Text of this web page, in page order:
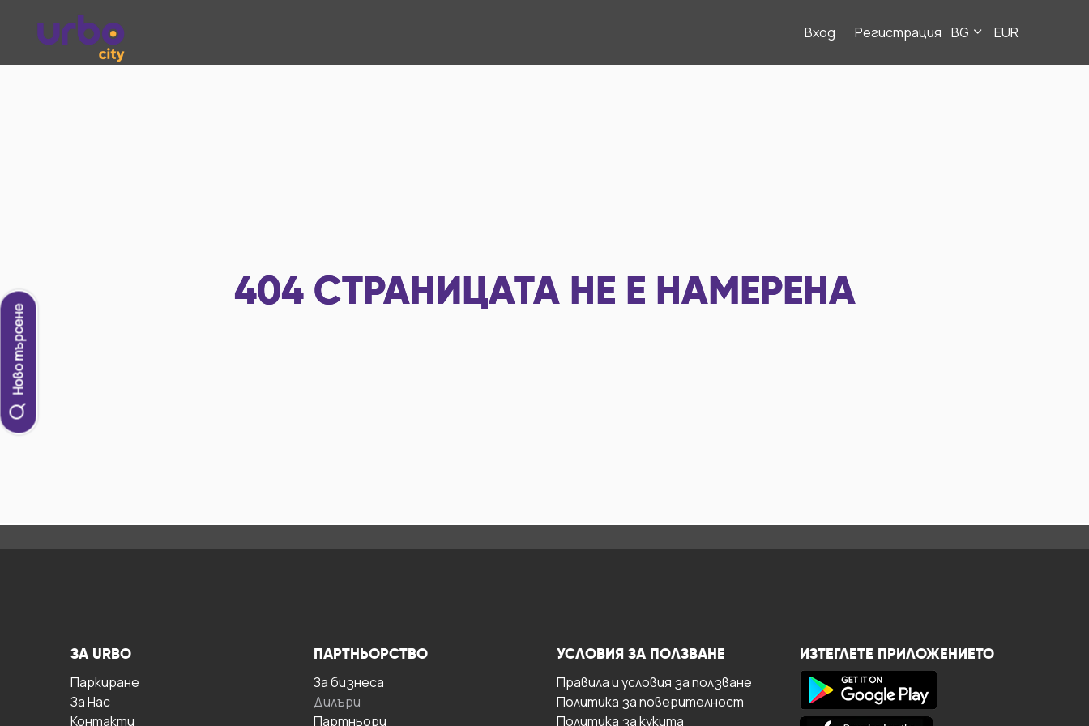
Вход Регистрация BG EUR
Ново търсене
404 СТРАНИЦАТА НЕ Е НАМЕРЕНА
ЗА URBO
Паркиране
За Hас
Контакти
ПАРТНЬОРСТВО
За бизнесa
Дилъри
Партньори
УСЛОВИЯ ЗА ПОЛЗВАНЕ
Правила и условия за ползване
Политика за поверителност
Политика за кукита
ИЗТЕГЛЕТЕ ПРИЛОЖЕНИЕТО